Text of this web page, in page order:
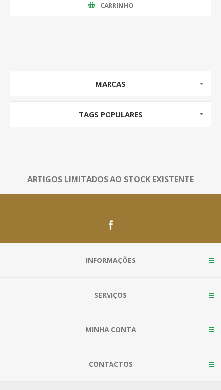
CARRINHO
MARCAS
TAGS POPULARES
ARTIGOS LIMITADOS AO STOCK EXISTENTE
INFORMAÇÕES
SERVIÇOS
MINHA CONTA
CONTACTOS